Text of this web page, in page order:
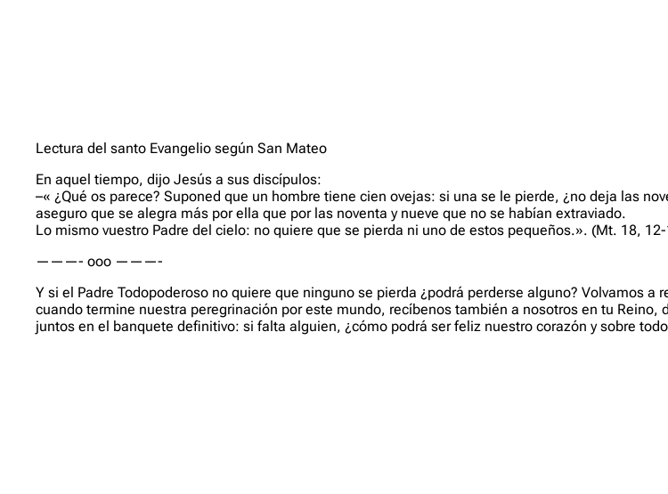
Lectura del santo Evangelio según San Mateo
En aquel tiempo, dijo Jesús a sus discípulos:
–« ¿Qué os parece? Suponed que un hombre tiene cien ovejas: si una se le pierde, ¿no deja las
aseguro que se alegra más por ella que por las noventa y nueve que no se habían extraviado.
Lo mismo vuestro Padre del cielo: no quiere que se pierda ni uno de estos pequeños.». (Mt. 18,
———- ooo ———-
Y si el Padre Todopoderoso no quiere que ninguno se pierda ¿podrá perderse alguno? Volvamos
cuando termine nuestra peregrinación por este mundo, recíbenos también a nosotros en tu
juntos en el banquete definitivo: si falta alguien, ¿cómo podrá ser feliz nuestro corazón y sobre